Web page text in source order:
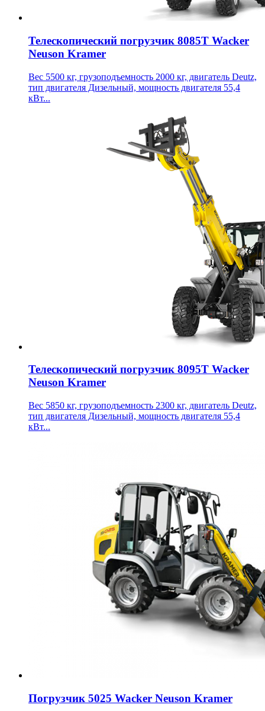
Телескопический погрузчик 8085T Wacker
Neuson Kramer
Вес 5500 кг, грузоподъемность 2000 кг, двигатель Deutz,
тип двигателя Дизельный, мощность двигателя 55,4
кВт...
Телескопический погрузчик 8095T Wacker
Neuson Kramer
Вес 5850 кг, грузоподъемность 2300 кг, двигатель Deutz,
тип двигателя Дизельный, мощность двигателя 55,4
кВт...
Погрузчик 5025 Wacker Neuson Kramer